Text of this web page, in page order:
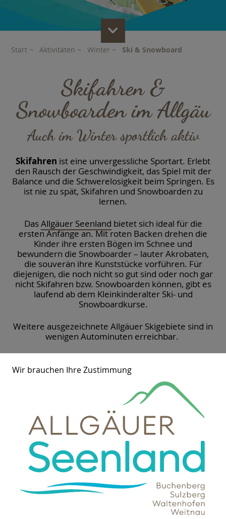
Scroll
Content
Start ~ Aktivitäten ~ Winter ~ Ski & Snowboard
Skifahren &
Snowboarden im Allgäu
Auch im Winter sportlich aktiv
Skifahren ist eine unvergessliche Sportart. Erlebt
den Rausch der Geschwindigkeit, das Spiel mit der
Balance und die Schwerelosigkeit beim Springen. Es
ist nie zu spät, Skifahren und Snowboarden zu
lernen.
DasAllgäuer Seenland bietet sich ideal für die
ersten Anfänge an. Mit roten Backen drehen die
Kinder ihre ersten Bögen im Schnee und
bewundern die Snowboarder – lauter Akrobaten,
die souverän ihre Kunststücke vorführen. Für
diejenigen, die noch nicht so gut sind oder noch gar
nicht Skifahren bzw. Snowboarden können, gibt es
laufend ab dem Kleinkinderalter Ski- und
Snowboardkurse.
Weitere ausgezeichnete Allgäuer Skigebiete sind in
wenigen Autominuten erreichbar.
Wir brauchen Ihre Zustimmung